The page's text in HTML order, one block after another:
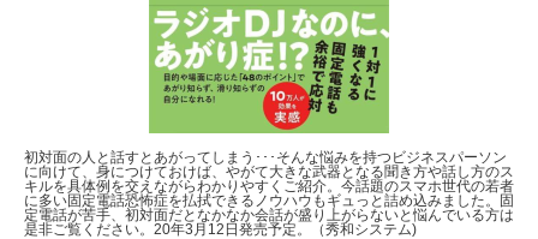
初対面の人と話すとあがってしまう･･･そんな悩みを持つビジネスパーソン
に向けて、身につけておけば、やがて大きな武器となる聞き方や話し方のス
キルを具体例を交えながらわかりやすくご紹介。今話題のスマホ世代の若者
に多い固定電話恐怖症を払拭できるノウハウもギュっと詰め込みました。固
定電話が苦手、初対面だとなかなか会話が盛り上がらないと悩んでいる方は
是非ご覧ください。20年3月12日発売予定。（秀和システム)